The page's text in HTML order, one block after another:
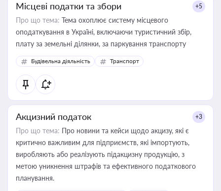
Місцеві податки та збори +5
Про що тема: Тема охоплює систему місцевого
оподаткування в Україні, включаючи туристичний збір,
плату за земельні ділянки, за паркування транспорту
Будівельна діяльність Транспорт
Акцизний податок +3
Про що тема: Про новини та кейси щодо акцизу, які є
критично важливим для підприємств, які імпортують,
виробляють або реалізують підакцизну продукцію, з
метою уникнення штрафів та ефективного податкового
планування.